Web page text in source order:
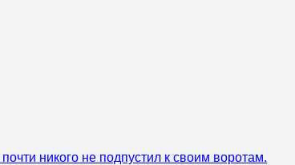
никого не подпустил к своим воротам.